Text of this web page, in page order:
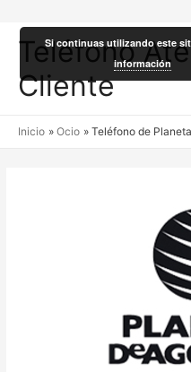
Teléfono
Cliente
Inicio Ocio Teléfono de
Si continuas utilizando este
información